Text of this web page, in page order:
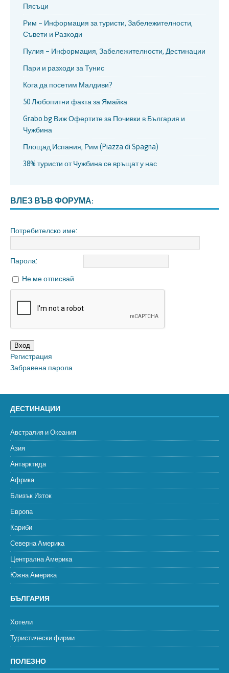
Пясъци
Рим – Информация за туристи, Забележителности,
Съвети и Разходи
Пулия – Информация, Забележителности, Дестинации
Пари и разходи за Тунис
Кога да посетим Малдиви?
50 Любопитни факта за Ямайка
Grabo.bg Виж Офертите за Почивки в България и
Чужбина
Площад Испания, Рим (Piazza di Spagna)
38% туристи от Чужбина се връщат у нас
ВЛЕЗ ВЪВ ФОРУМА:
Потребителско име:
Парола:
Не ме отписвай
Вход
Регистрация
Забравена парола
ДЕСТИНАЦИИ
Австралия и Океания
Азия
Антарктида
Африка
Близък Изток
Европа
Кариби
Северна Америка
Централна Америка
Южна Америка
БЪЛГАРИЯ
Хотели
Туристически фирми
ПОЛЕЗНО